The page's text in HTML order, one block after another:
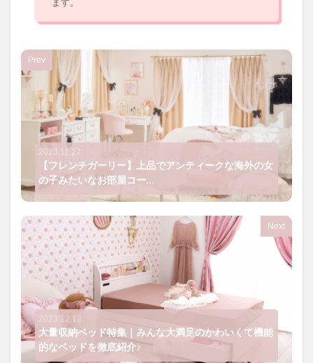
ます。
Prev
2023.11.27
【フレンチガーリー】上品でアンティークな海外の女
の子みたいなお部屋コー...
Next
2023.12.12
大量収納ベッド特集｜みんな大満足のかわいくて機能
的なベッドを徹底紹介♪